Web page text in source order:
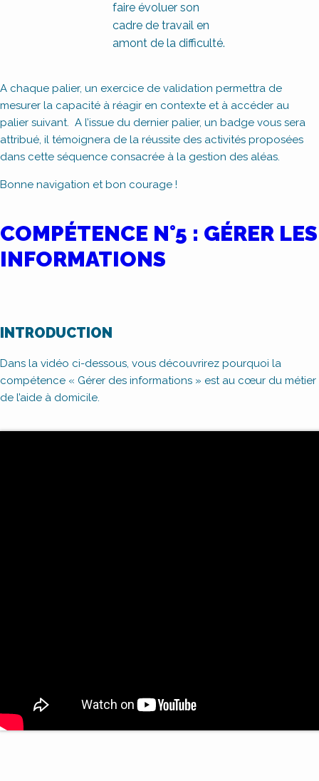
faire évoluer son
cadre de travail en
amont de la difficulté.
A chaque palier, un exercice de validation permettra de
mesurer la capacité à réagir en contexte et à accéder au
palier suivant. A l’issue du dernier palier, un badge vous sera
attribué, il témoignera de la réussite des activités proposées
dans cette séquence consacrée à la gestion des aléas.
Bonne navigation et bon courage !
COMPÉTENCE N°5 : GÉRER LES
INFORMATIONS
INTRODUCTION
Dans la vidéo ci-dessous, vous découvrirez pourquoi la
compétence « Gérer des informations » est au cœur du métier
de l’aide à domicile.